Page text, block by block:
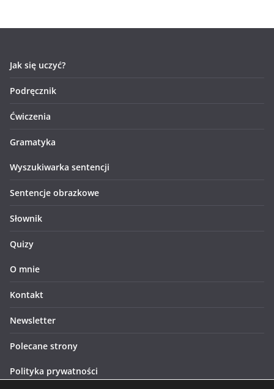
Jak się uczyć?
Podręcznik
Ćwiczenia
Gramatyka
Wyszukiwarka sentencji
Sentencje obrazkowe
Słownik
Quizy
O mnie
Kontakt
Newsletter
Polecane strony
Polityka prywatności